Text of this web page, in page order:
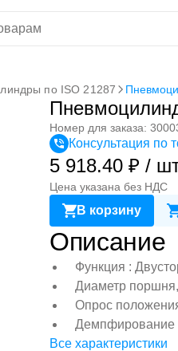
по ISO 21287
Номер для заказа:
Консультация по
5 918.40 ₽ /
Цена указана без НДС
В корзину
Описание
Функция :
Диаметр
Опрос
Демпфирование
Все характеристики